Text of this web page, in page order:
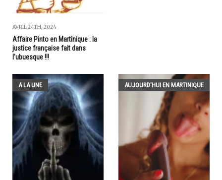
AVRIL 24TH, 2024
Affaire Pinto en Martinique : la
justice française fait dans
l'ubuesque !!!
A LA UNE AUJOURD'HUI EN MARTINIQUE